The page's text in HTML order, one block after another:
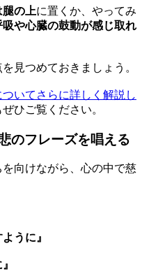
腿の上に置くか、やってみ
吸や心臓の鼓動が感じ取れ
見つめておきましょう。
ついてさらに詳しく解説し
ひご覧ください。
のフレーズを唱える
向けながら、心の中で慈
うに』